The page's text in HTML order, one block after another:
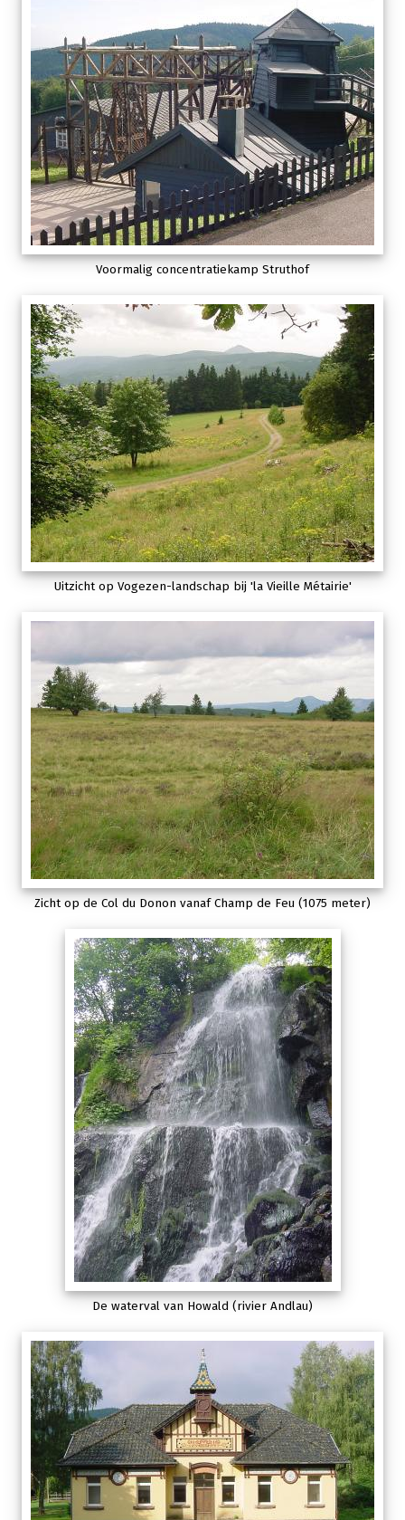
Voormalig concentratiekamp Struthof
Uitzicht op Vogezen-landschap bij 'la Vieille Métairie'
Zicht op de Col du Donon vanaf Champ de Feu (1075 meter)
De waterval van Howald (rivier Andlau)